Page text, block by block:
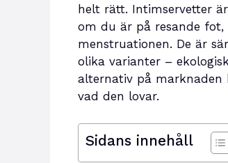
helt rätt. Intimservetter
om du är på resande
menstruationen. De är
olika varianter –
alternativ på
vad den lovar.
Sidans innehåll